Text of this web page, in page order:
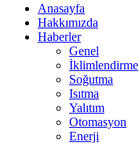
Anasayfa
Hakkımızda
Haberler
Genel
İklimlendirme
Soğutma
Isıtma
Yalıtım
Otomasyon
Enerji